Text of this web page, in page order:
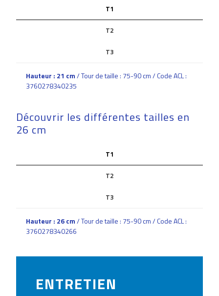
T1
T2
T3
Hauteur : 21 cm/ Tour de taille : 75-90 cm / Code ACL :
3760278340235
Découvrir les différentes tailles en
26 cm
T1
T2
T3
Hauteur : 26 cm/ Tour de taille : 75-90 cm / Code ACL :
3760278340266
ENTRETIEN